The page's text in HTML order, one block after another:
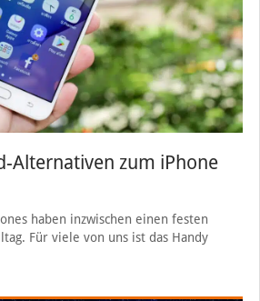
Alternativen zum iPhone
haben inzwischen einen festen
Für viele von uns ist das Handy